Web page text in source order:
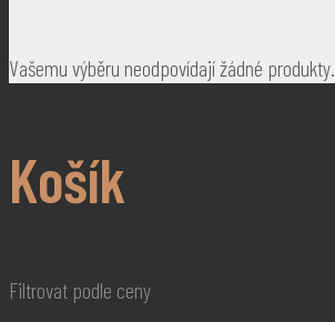
Vašemu výběru neodpovídají žádné produkty.
Košík
Filtrovat podle ceny